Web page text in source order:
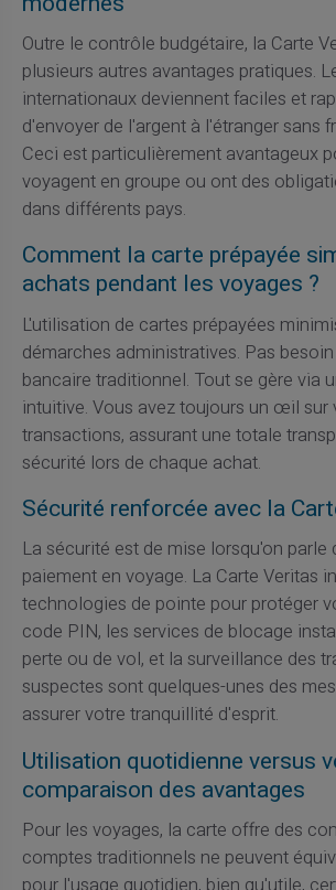
Outre le contrôle budgétaire, la Carte
plusieurs autres avantages pratiques.
internationaux deviennent faciles et
d'envoyer de l'argent à l'étranger sans
Ceci est particulièrement avantageux
voyagent en groupe ou ont des
dans différents pays.
Comment la carte prépayée
achats pendant les voyages ?
L'utilisation de cartes prépayées
démarches administratives. Pas
bancaire traditionnel. Tout se gère via
intuitive. Vous avez toujours un œil sur
transactions, assurant une totale
sécurité lors de chaque achat.
Sécurité renforcée avec la
La sécurité est de mise lorsqu'on parle
paiement en voyage. La Carte Veritas
technologies de pointe pour protéger
code PIN, les services de blocage
perte ou de vol, et la surveillance des
suspectes sont quelques-unes des
assurer votre tranquillité d'esprit.
Utilisation quotidienne versus
comparaison des avantages
Pour les voyages, la carte offre des
comptes traditionnels ne peuvent